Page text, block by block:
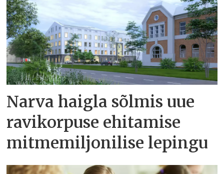
Narva haigla sõlmis uue
ravikorpuse ehitamise
mitmemiljonilise lepingu